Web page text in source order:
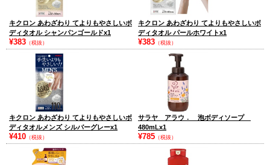
キクロン あわざわり てよりもやさしいボ
ディタオル シャンパンゴールドx1
¥383 （税抜）
キクロン あわざわり てよりもやさしいボ
ディタオル パールホワイトx1
¥383 （税抜）
キクロン あわざわり てよりもやさしいボ
ディタオルメンズ シルバーグレーx1
¥410 （税抜）
サラヤ アラウ． 泡ボディソープ
480mLx1
¥785 （税抜）